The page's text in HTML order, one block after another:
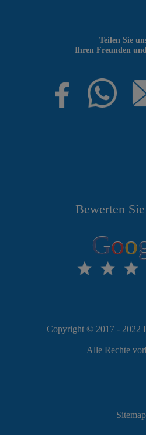
Bewerten
Goo
Teilen Sie
Ihren Freunden
Copyright © 2017 - 2022
Alle Rechte
Sitemap